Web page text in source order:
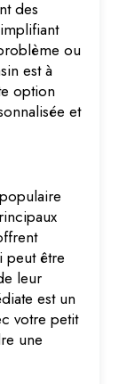
des
ou
est à
option
et
peut être
leur
est un
votre petit
une